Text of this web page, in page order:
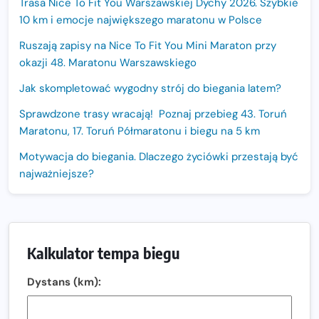
Trasa Nice To Fit You Warszawskiej Dychy 2026. Szybkie
10 km i emocje największego maratonu w Polsce
Ruszają zapisy na Nice To Fit You Mini Maraton przy
okazji 48. Maratonu Warszawskiego
Jak skompletować wygodny strój do biegania latem?
Sprawdzone trasy wracają! Poznaj przebieg 43. Toruń
Maratonu, 17. Toruń Półmaratonu i biegu na 5 km
Motywacja do biegania. Dlaczego życiówki przestają być
najważniejsze?
Sprawdzony przebieg i profil stworzony do szybkiego
biegania
Kalkulator tempa biegu
Dystans (km):